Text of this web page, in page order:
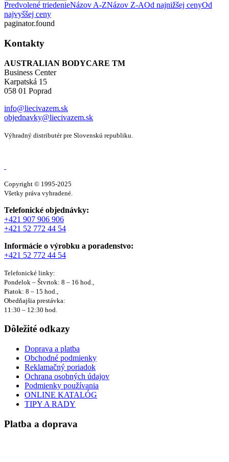
Predvolené triedenieNázov A-ZNázov Z-AOd najnižšej cenyOd
najvyššej ceny
paginator.found
Kontakty
AUSTRALIAN BODYCARE TM
Business Center
Karpatská 15
058 01 Poprad
info@liecivazem.sk
objednavky@liecivazem.sk
Výhradný distributér pre Slovenskú republiku.
Copyright © 1995-2025
Všetky práva vyhradené.
Telefonické objednávky:
+421 907 906 906
+421 52 772 44 54
Informácie o výrobku a poradenstvo:
+421 52 772 44 54
Telefonické linky:
Pondelok – Štvrtok: 8 – 16 hod.,
Piatok: 8 – 15 hod.,
Obedňajšia prestávka:
11:30 – 12:30 hod.
Dôležité odkazy
Doprava a platba
Obchodné podmienky
Reklamačný poriadok
Ochrana osobných údajov
Podmienky používania
ONLINE KATALÓG
TIPY A RADY
Platba a doprava